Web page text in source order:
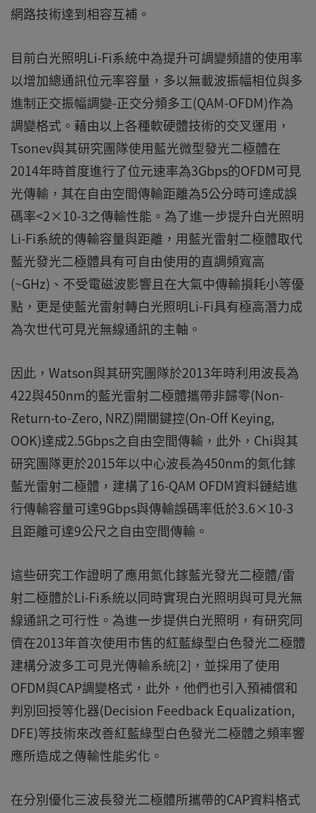
網路技術達到相容互補。
目前白光照明Li-Fi系統中為提升可調變頻譜的使用率
以增加總通訊位元率容量，多以無載波振幅相位與多
進制正交振幅調變-正交分頻多工(QAM-OFDM)作為
調變格式。藉由以上各種軟硬體技術的交叉運用，
Tsonev與其研究團隊使用藍光微型發光二極體在
2014年時首度進行了位元速率為3Gbps的OFDM可見
光傳輸，其在自由空間傳輸距離為5公分時可達成誤
碼率<2×10-3之傳輸性能。為了進一步提升白光照明
Li-Fi系統的傳輸容量與距離，用藍光雷射二極體取代
藍光發光二極體具有可自由使用的直調頻寬高
(~GHz)、不受電磁波影響且在大氣中傳輸損耗小等優
點，更是使藍光雷射轉白光照明Li-Fi具有極高潛力成
為次世代可見光無線通訊的主軸。
因此，Watson與其研究團隊於2013年時利用波長為
422與450nm的藍光雷射二極體攜帶非歸零(Non-
Return-to-Zero, NRZ)開關鍵控(On-Off Keying,
OOK)達成2.5Gbps之自由空間傳輸，此外，Chi與其
研究團隊更於2015年以中心波長為450nm的氮化鎵
藍光雷射二極體，建構了16-QAM OFDM資料鏈結進
行傳輸容量可達9Gbps與傳輸誤碼率低於3.6×10-3
且距離可達9公尺之自由空間傳輸。
這些研究工作證明了應用氮化鎵藍光發光二極體/雷
射二極體於Li-Fi系統以同時實現白光照明與可見光無
線通訊之可行性。為進一步提供白光照明，有研究同
儕在2013年首次使用市售的紅藍綠型白色發光二極體
建構分波多工可見光傳輸系統[2]，並採用了使用
OFDM與CAP調變格式，此外，他們也引入預補償和
判別回授等化器(Decision Feedback Equalization,
DFE)等技術來改善紅藍綠型白色發光二極體之頻率響
應所造成之傳輸性能劣化。
在分別優化三波長發光二極體所攜帶的CAP資料格式